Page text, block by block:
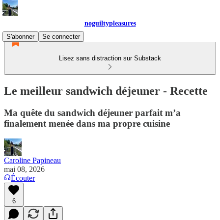
noguiltypleasures
S'abonner
Se connecter
Lisez sans distraction sur Substack
Le meilleur sandwich déjeuner - Recette
Ma quête du sandwich déjeuner parfait m’a
finalement menée dans ma propre cuisine
Caroline Papineau
mai 08, 2026
Écouter
6